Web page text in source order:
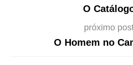
O
próximo
O Homem no